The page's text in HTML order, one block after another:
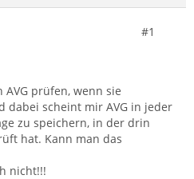
#1
prüfen, wenn sie
dabei scheint mir AVG in jeder
zu speichern, in der drin
hat. Kann man das
nicht!!!